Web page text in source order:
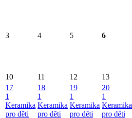
3 4 5 6
10 11 12 13
17
1
Keramika
pro děti
18
1
Keramika
pro děti
19
1
Keramika
pro děti
20
1
Keramika
pro děti